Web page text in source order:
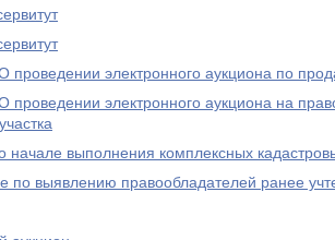
проведении электронного аукциона по
проведении электронного аукциона на
начале выполнения комплексных
по выявлению правообладателей ранее